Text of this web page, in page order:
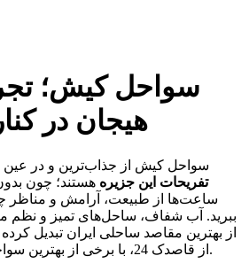
سواحل کیش؛
هیجان در
سواحل کیش از جذاب‌ترین و در عین
تفریحات این جزیره هستند؛ چون
ساعت‌ها از طبیعت، آرامش و مناظر
ببرید. آب شفاف، ساحل‌های تمیز و نظم
از بهترین مقاصد ساحلی ایران تبدیل
از قاصدک 24، با برخی از بهترین سواحل کیش آشنا خواهید شد.